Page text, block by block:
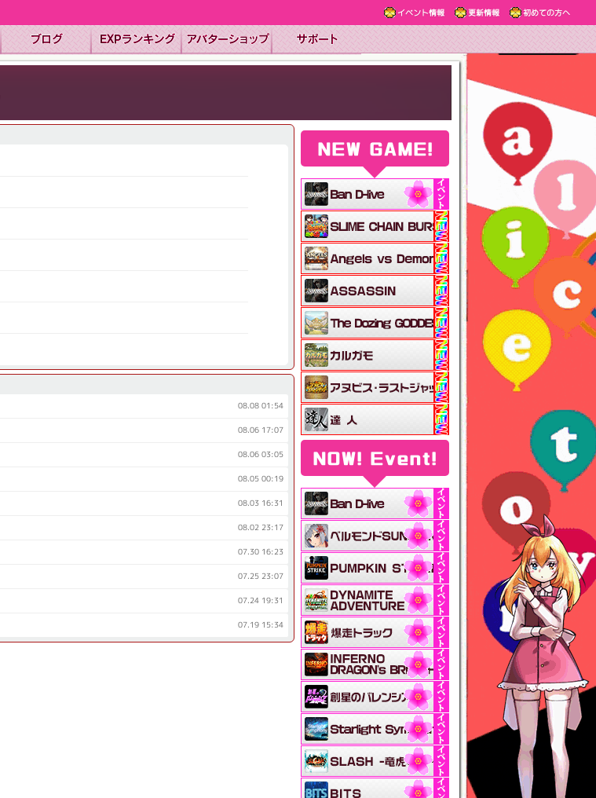
イベント情報 更新情報 初めての方へ
08.08 01:54
08.06 17:07
08.06 03:05
08.05 00:19
08.03 16:31
08.02 23:17
07.30 16:23
07.25 23:07
07.24 19:31
07.19 15:34
NEW GAME!
NOW! Event!